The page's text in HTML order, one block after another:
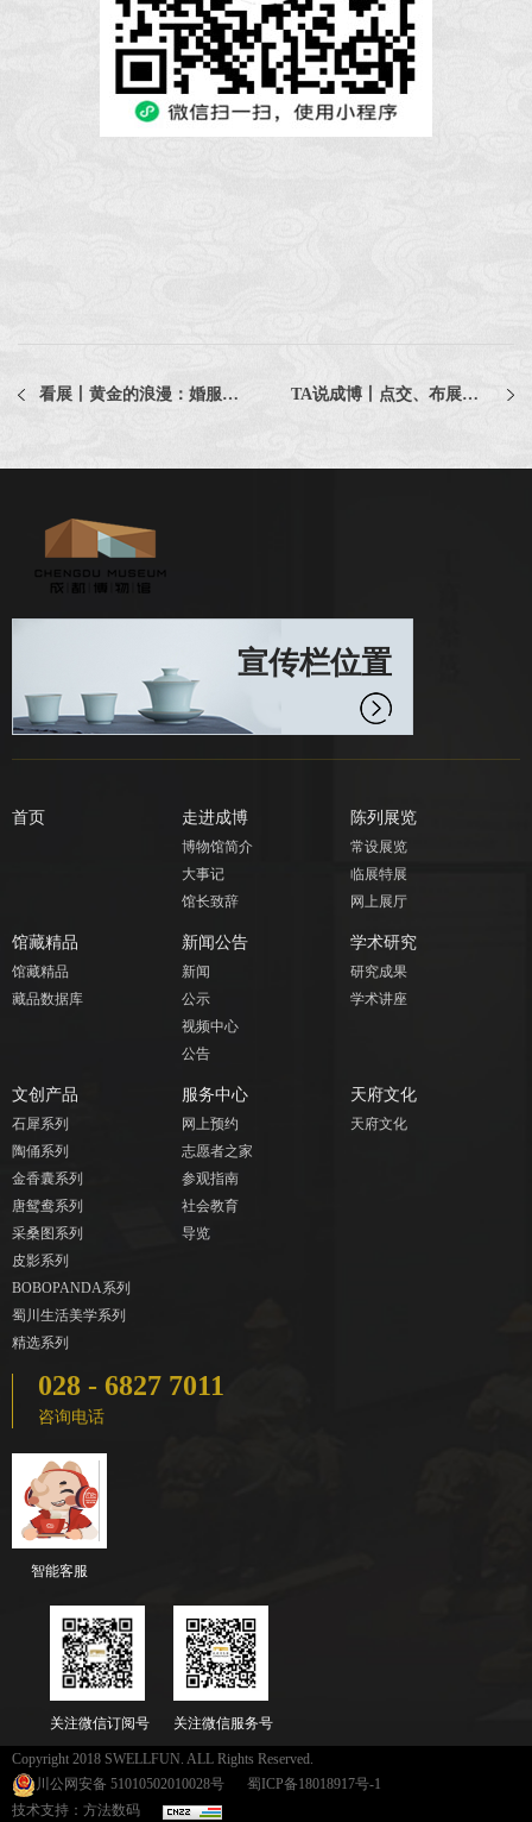
看展丨黄金的浪漫：婚服上的金色祝福 TA说成博丨点交、布展、定妆......太阳神鸟昨日亮相成博
宣传栏位置
首页 走进成博
博物馆简介
大事记
馆长致辞
陈列展览
常设展览
临展特展
网上展厅
馆藏精品
馆藏精品
藏品数据库
新闻公告
新闻
公示
视频中心
公告
学术研究
研究成果
学术讲座
文创产品
石犀系列
陶俑系列
金香囊系列
唐鸳鸯系列
采桑图系列
皮影系列
BOBOPANDA系列
蜀川生活美学系列
精选系列
服务中心
网上预约
志愿者之家
参观指南
社会教育
导览
天府文化
天府文化
028 - 6827 7011
咨询电话
智能客服
关注微信服务号
关注微信订阅号
Copyright 2018 SWELLFUN. ALL Rights Reserved.
川公网安备 51010502010028号
蜀ICP备18018917号-1
技术支持：方法数码